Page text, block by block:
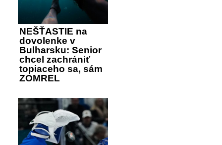
NEŠŤASTIE na
dovolenke v
Bulharsku: Senior
chcel zachrániť
topiaceho sa, sám
ZOMREL